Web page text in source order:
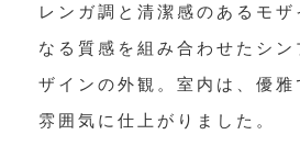
レンガ調と清潔感のあるモ
なる質感を組み合わせたシ
ザインの外観。室内は、優雅
雰囲気に仕上がりました。